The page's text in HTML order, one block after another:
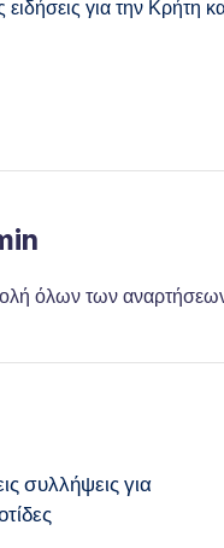
ειδήσεις για την Κρήτη
όλων των
συλλήψεις για